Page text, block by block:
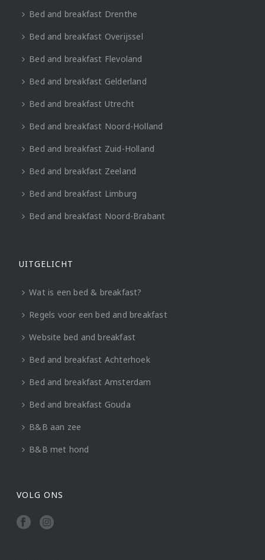
Bed and breakfast Drenthe
Bed and breakfast Overijssel
Bed and breakfast Flevoland
Bed and breakfast Gelderland
Bed and breakfast Utrecht
Bed and breakfast Noord-Holland
Bed and breakfast Zuid-Holland
Bed and breakfast Zeeland
Bed and breakfast Limburg
Bed and breakfast Noord-Brabant
UITGELICHT
Wat is een bed & breakfast?
Regels voor een bed and breakfast
Website bed and breakfast
Bed and breakfast Achterhoek
Bed and breakfast Amsterdam
Bed and breakfast Gouda
B&B aan zee
B&B met hond
VOLG ONS